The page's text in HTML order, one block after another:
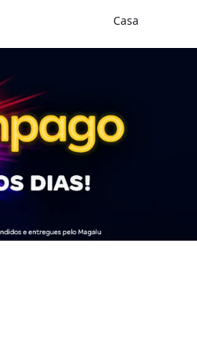
Casa